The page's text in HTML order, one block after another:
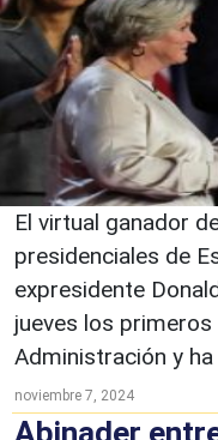
El virtual ganador
presidenciales de
expresidente
jueves los
Administración y ha
noviembre 7, 2024
Abinader